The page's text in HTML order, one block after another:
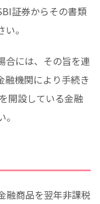
証券からその書類
。
合には、その旨を連
融機関により手続き
開設している金融
融商品を翌年非課税